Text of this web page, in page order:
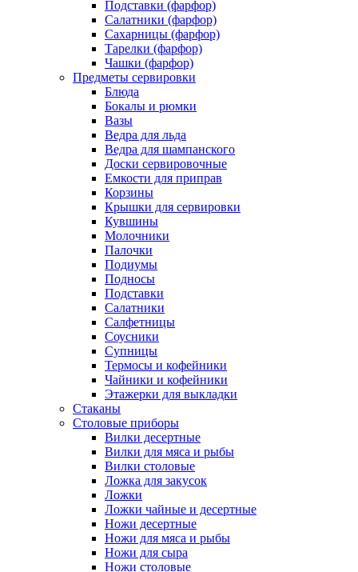
Подставки (фарфор)
Салатники (фарфор)
Сахарницы (фарфор)
Тарелки (фарфор)
Чашки (фарфор)
Предметы сервировки
Блюда
Бокалы и рюмки
Вазы
Ведра для льда
Ведра для шампанского
Доски сервировочные
Емкости для приправ
Корзины
Крышки для сервировки
Кувшины
Молочники
Палочки
Подиумы
Подносы
Подставки
Салатники
Салфетницы
Соусники
Супницы
Термосы и кофейники
Чайники и кофейники
Этажерки для выкладки
Стаканы
Столовые приборы
Вилки десертные
Вилки для мяса и рыбы
Вилки столовые
Ложка для закусок
Ложки
Ложки чайные и десертные
Ножи десертные
Ножи для мяса и рыбы
Ножи для сыра
Ножи столовые